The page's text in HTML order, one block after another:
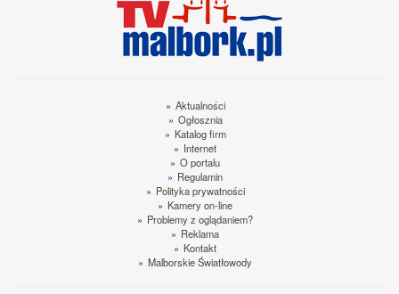
» Aktualności
» Ogłosznia
» Katalog firm
» Internet
» O portalu
» Regulamin
» Polityka prywatności
» Kamery on-line
» Problemy z oglądaniem?
» Reklama
» Kontakt
» Malborskie Światłowody